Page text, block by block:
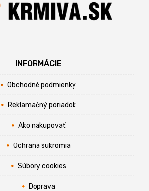
INFORMÁCIE
Obchodné podmienky
Reklamačný poriadok
Ako nakupovať
Ochrana súkromia
Súbory cookies
Doprava